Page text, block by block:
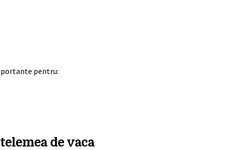
pentru:
de vaca